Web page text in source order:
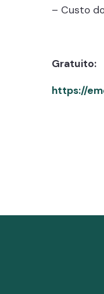
– Custo
Gratuito:
https://